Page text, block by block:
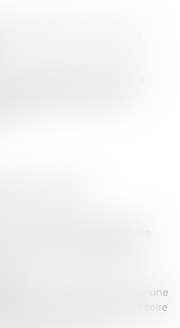
contentieux successoraux,
au partage successoral
et de la
au droit des étrangers :
et contentieux contre une
de quitter le territoire